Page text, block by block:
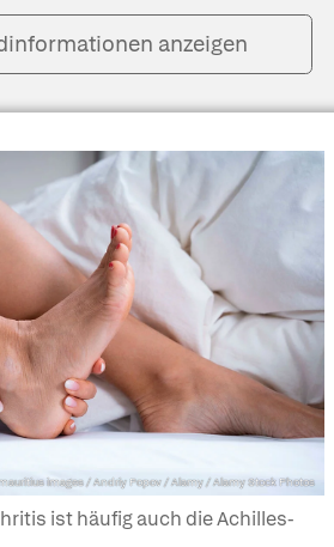
anzeigen
images / Andriy Popov / Alamy / Alamy Stock Photos
ist häufig auch die Achilles-